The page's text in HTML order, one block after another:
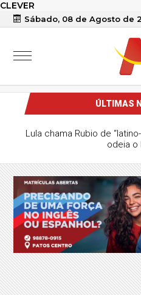
CLEVER
Sábado, 08 de Agosto de
ÚLTIMAS
Lula chama Rubio de
odeia o